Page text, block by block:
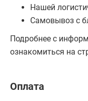
Нашей
Самовывоз с
Подробнее с
ознакомиться на
Оплата